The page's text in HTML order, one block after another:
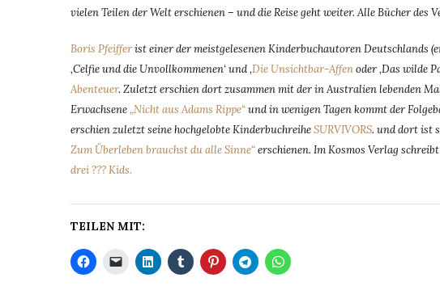
vielen Teilen der Welt erschienen – und die Reise geht weiter. Alle Bücher des
Boris Pfeifferist einer der meistgelesenen Kinderbuchautoren Deutschlands
‚Celfie und die Unvollkommenen‘ und ‚Die Unsichtbar-Affenoder ‚Das wilde
Abenteuer. Zuletzt erschien dort zusammen mit der in Australien lebenden
Erwachsene„Nicht aus Adams Rippe“und in wenigen Tagen kommt der
erschien zuletzt seine hochgelobte KinderbuchreiheSURVIVORS. und dort ist
Zum Überleben brauchst du alle Sinne“erschienen. Im Kosmos Verlag
drei ??? Kids.
TEILEN MIT: